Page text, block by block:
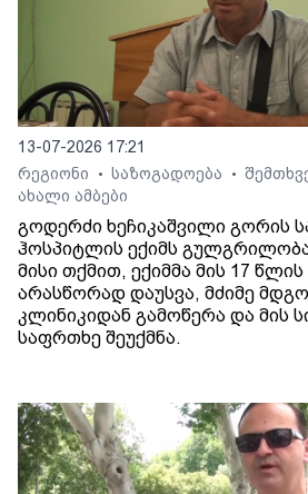
13-07-2026 17:21
რეგიონი
• საზოგადოება •
ახალი ამბები
გოდერძი ხეჩიკაშვილი გორის
ჰოსპიტლის ექიმს
მისი თქმით, ექიმმა მის 17
არასწორად დაუსვა, მძიმე
კლინიკიდან გამოწერა და მის
საფრთხე შეუქმნა.